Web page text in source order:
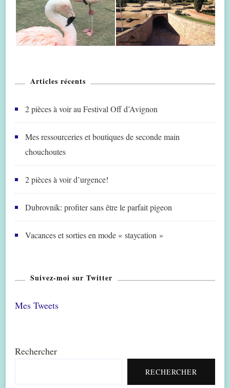
Articles récents
2 pièces à voir au Festival Off d’Avignon
Mes ressourceries et boutiques de seconde main
chouchoutes
2 pièces à voir d’urgence!
Dubrovnik: profiter sans être le parfait pigeon
Vacances et sorties en mode « staycation »
Suivez-moi sur Twitter
Mes Tweets
Rechercher
RECHERCHER